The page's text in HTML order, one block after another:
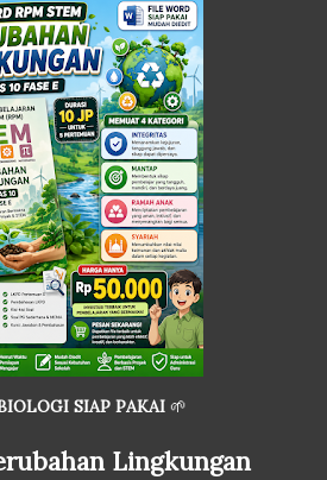
SIAP PAKAI 🌱
Lingkungan